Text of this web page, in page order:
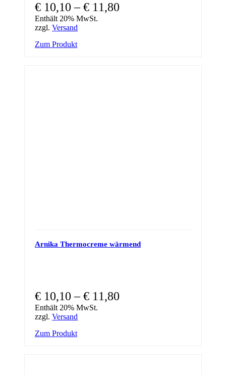
€ 10,10 –€ 11,80
Enthält 20% MwSt.
zzgl. Versand
Zum ProduktThis
Arnika Thermocreme wärmend
€ 10,10 –€ 11,80
Enthält 20% MwSt.
zzgl. Versand
Zum ProduktThis